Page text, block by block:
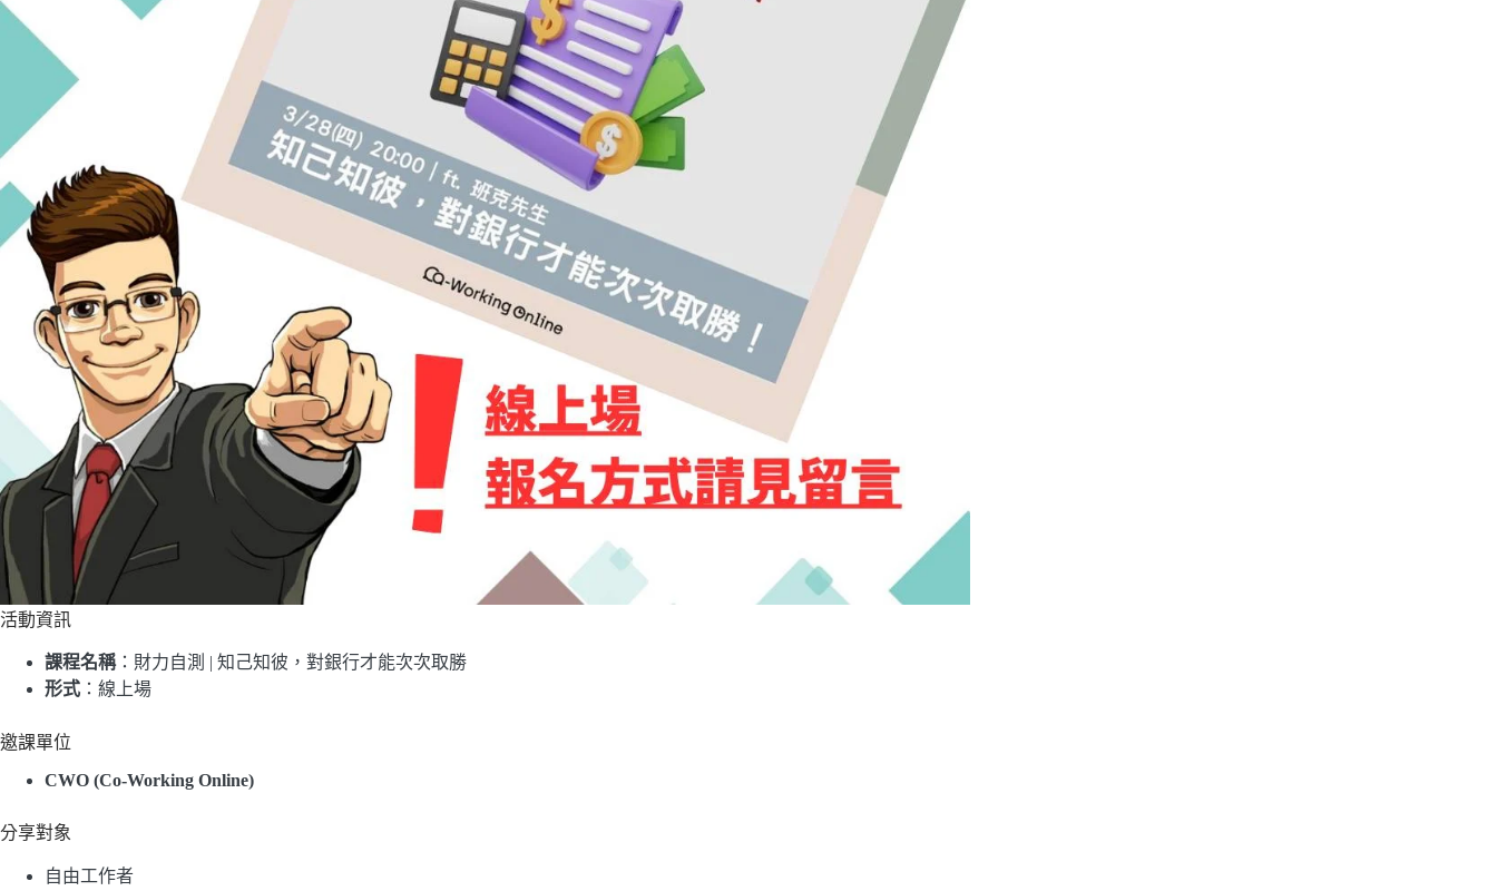
活動資訊
課程名稱：財力自測 | 知己知彼，對銀行才能次次取勝
形式 ：線上場
邀課單位
CWO (Co-Working Online)
分享對象
自由工作者